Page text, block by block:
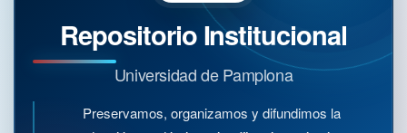
Repositorio Institucional
Universidad de Pamplona
Preservamos, organizamos y difundimos la